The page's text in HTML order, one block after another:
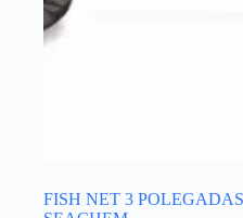
FISH NET 3